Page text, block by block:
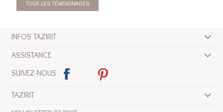
TOUS LES TÉMOIGNAGES
INFOS TAZIRIT
ASSISTANCE
SUIVEZ-NOUS
TAZIRIT